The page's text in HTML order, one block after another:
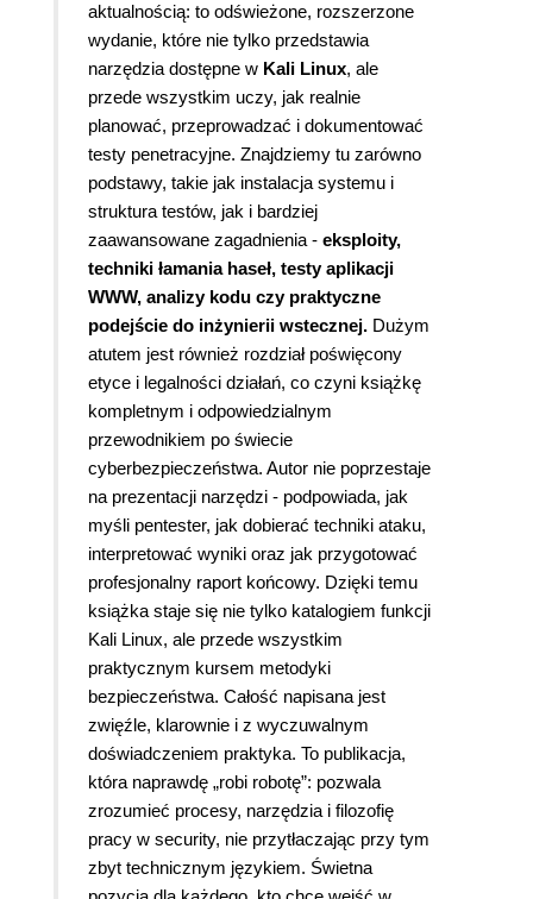
aktualnością: to odświeżone, rozszerzone
wydanie, które nie tylko przedstawia
narzędzia dostępne w Kali Linux, ale
przede wszystkim uczy, jak realnie
planować, przeprowadzać i dokumentować
testy penetracyjne. Znajdziemy tu zarówno
podstawy, takie jak instalacja systemu i
struktura testów, jak i bardziej
zaawansowane zagadnienia - eksploity,
techniki łamania haseł, testy aplikacji
WWW, analizy kodu czy praktyczne
podejście do inżynierii wstecznej. Dużym
atutem jest również rozdział poświęcony
etyce i legalności działań, co czyni książkę
kompletnym i odpowiedzialnym
przewodnikiem po świecie
cyberbezpieczeństwa. Autor nie poprzestaje
na prezentacji narzędzi - podpowiada, jak
myśli pentester, jak dobierać techniki ataku,
interpretować wyniki oraz jak przygotować
profesjonalny raport końcowy. Dzięki temu
książka staje się nie tylko katalogiem funkcji
Kali Linux, ale przede wszystkim
praktycznym kursem metodyki
bezpieczeństwa. Całość napisana jest
zwięźle, klarownie i z wyczuwalnym
doświadczeniem praktyka. To publikacja,
która naprawdę „robi robotę”: pozwala
zrozumieć procesy, narzędzia i filozofię
pracy w security, nie przytłaczając przy tym
zbyt technicznym językiem. Świetna